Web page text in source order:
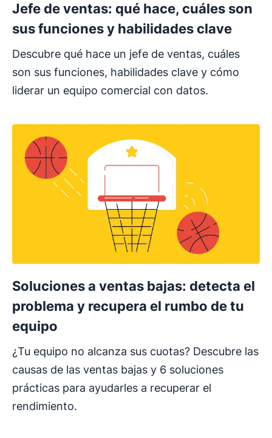
Jefe de ventas: qué hace, cuáles son
sus funciones y habilidades clave
Descubre qué hace un jefe de ventas, cuáles
son sus funciones, habilidades clave y cómo
liderar un equipo comercial con datos.
Soluciones a ventas bajas: detecta el
problema y recupera el rumbo de tu
equipo
¿Tu equipo no alcanza sus cuotas? Descubre las
causas de las ventas bajas y 6 soluciones
prácticas para ayudarles a recuperar el
rendimiento.